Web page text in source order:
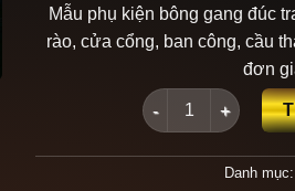
Mẫu phụ kiện bông gang đúc
rào, cửa cổng, ban công, cầu
đơn
Bông gang đúc
Danh mục: